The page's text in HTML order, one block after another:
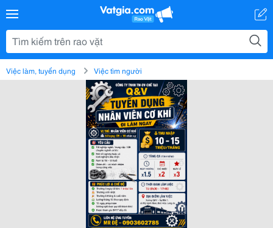
Việc làm, tuyển dụng Việc tìm người